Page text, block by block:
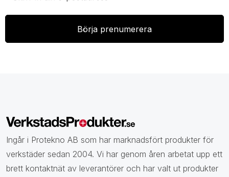
Ingår i Protekno AB som har marknadsfört produkter för
verkstäder sedan 2004. Vi har genom åren arbetat upp ett
brett kontaktnät av leverantörer och har valt ut produkter